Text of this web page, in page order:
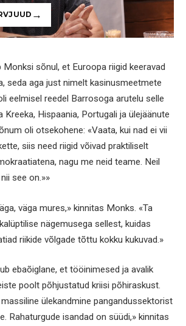
sõnul, et Euroopa riigid keeravad
seda aga just nimelt kasinusmeetmete
eelmisel reedel Barrosoga arutelu selle
Kreeka, Hispaania, Portugali ja ülejäänute
oli otsekohene: «Vaata, kui nad ei vii
siis need riigid võivad praktiliselt
nagu me neid teame. Neil
see on.»»
väga mures,» kinnitas Monks. «Ta
nägemusega sellest, kuidas
riikide võlgade tõttu kokku kukuvad.»
ebaõiglane, et tööinimesed ja avalik
poolt põhjustatud kriisi põhiraskust.
ülekandmine pangandussektorist
Rahaturgude isandad on süüdi,» kinnitas